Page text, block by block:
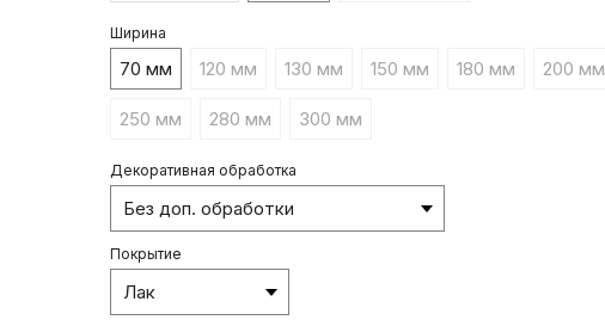
Ширина
70 мм 120 мм 130 мм 150 мм 180 мм 200 мм
250 мм 280 мм 300 мм
Декоративная обработка
Покрытие